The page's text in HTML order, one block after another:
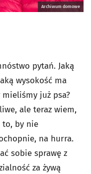
Archiwum domowe
pytań. Jaką
wysokość ma
mieliśmy już psa?
ale teraz wiem,
to, by nie
na hurra.
sobie sprawę z
za żywą